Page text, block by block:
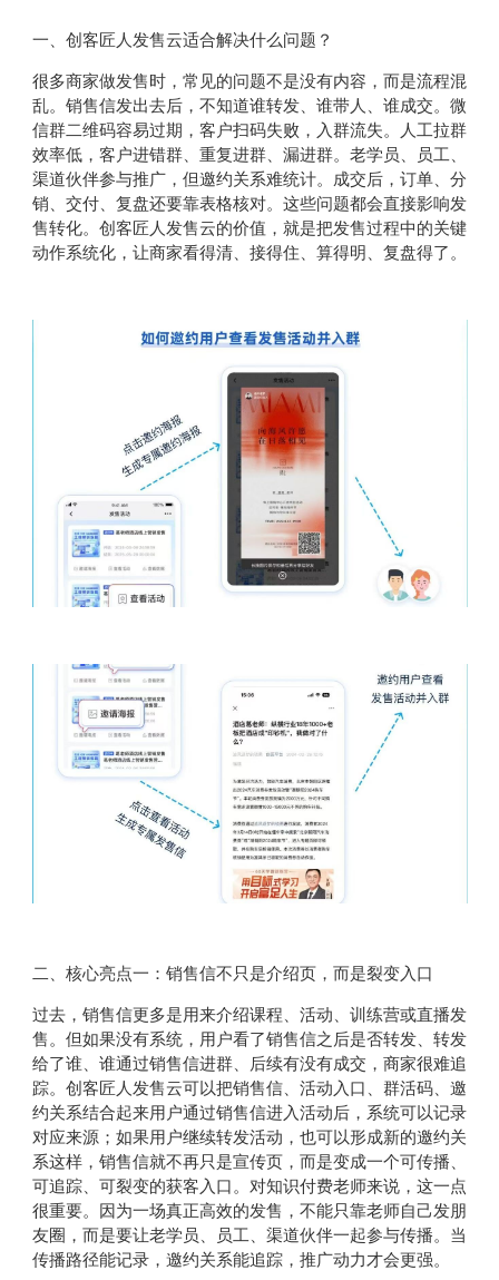
一、创客匠人发售云适合解决什么问题？
很多商家做发售时，常见的问题不是没有内容，而是流程混
乱。销售信发出去后，不知道谁转发、谁带人、谁成交。微
信群二维码容易过期，客户扫码失败，入群流失。人工拉群
效率低，客户进错群、重复进群、漏进群。老学员、员工、
渠道伙伴参与推广，但邀约关系难统计。成交后，订单、分
销、交付、复盘还要靠表格核对。这些问题都会直接影响发
售转化。创客匠人发售云的价值，就是把发售过程中的关键
动作系统化，让商家看得清、接得住、算得明、复盘得了。
二、核心亮点一：销售信不只是介绍页，而是裂变入口
过去，销售信更多是用来介绍课程、活动、训练营或直播发
售。但如果没有系统，用户看了销售信之后是否转发、转发
给了谁、谁通过销售信进群、后续有没有成交，商家很难追
踪。创客匠人发售云可以把销售信、活动入口、群活码、邀
约关系结合起来用户通过销售信进入活动后，系统可以记录
对应来源；如果用户继续转发活动，也可以形成新的邀约关
系这样，销售信就不再只是宣传页，而是变成一个可传播、
可追踪、可裂变的获客入口。对知识付费老师来说，这一点
很重要。因为一场真正高效的发售，不能只靠老师自己发朋
友圈，而是要让老学员、员工、渠道伙伴一起参与传播。当
传播路径能记录，邀约关系能追踪，推广动力才会更强。